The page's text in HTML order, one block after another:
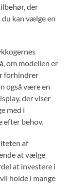
der
kan vælge en
om modellen er
forhindrer
også være en
der viser
med i
efter behov.
af
at vælge
at investere i
holde i mange